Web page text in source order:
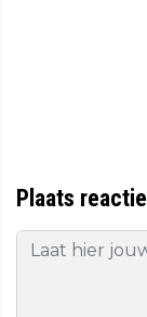
Plaats reactie